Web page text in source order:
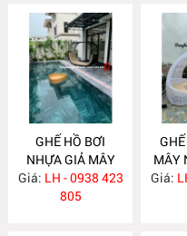
GHẾ HỒ BƠI
NHỰA GIẢ MÂY
NH262
Giá: LH - 0938 423
805
MÂY
CÓ
Giá: